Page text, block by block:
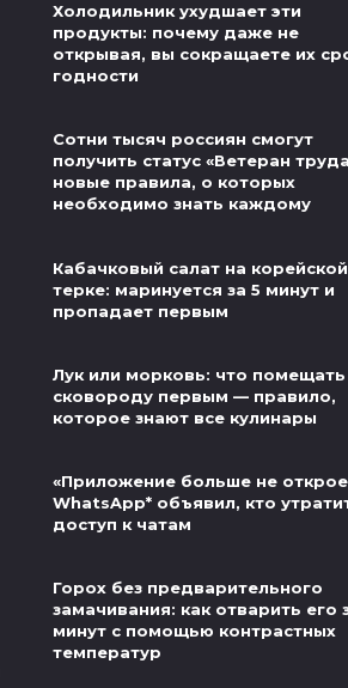
Холодильник ухудшает эти
продукты: почему даже не
открывая, вы сокращаете их
годности
Сотни тысяч россиян смогут
получить статус «Ветеран
новые правила, о которых
необходимо знать каждому
Кабачковый салат на корейской
терке: маринуется за 5 минут и
пропадает первым
Лук или морковь: что помещать
сковороду первым — правило,
которое знают все кулинары
«Приложение больше не
WhatsApp* объявил, кто
доступ к чатам
Горох без предварительного
замачивания: как отварить его
минут с помощью контрастных
температур